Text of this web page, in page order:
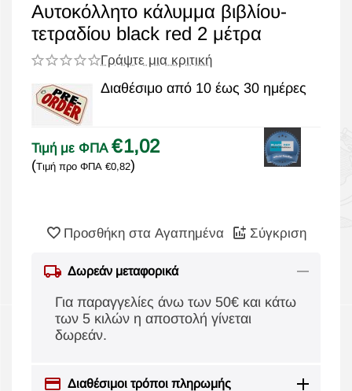
Αυτοκόλλητο κάλυμμα βιβλίου-
τετραδίου black red 2 μέτρα
Γράψτε μια κριτική
Διαθέσιμο από 10 έως 30 ημέρες
Τιμή με ΦΠΑ €1,02
(Τιμή προ ΦΠΑ €0,82)
Προσθήκη στα Αγαπημένα Σύγκριση
Δωρεάν μεταφορικά
Για παραγγελίες άνω των 50€ και κάτω
των 5 κιλών η αποστολή γίνεται
δωρεάν.
Διαθέσιμοι τρόποι πληρωμής